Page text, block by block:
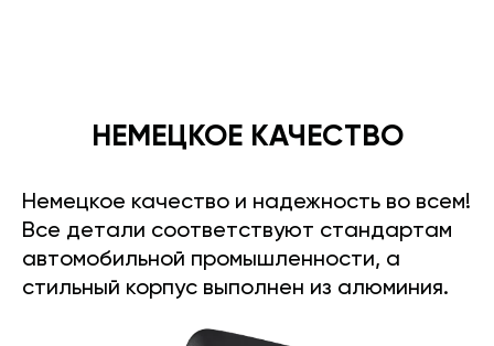
НЕМЕЦКОЕ КАЧЕСТВО
Немецкое качество и надежность во всем!
Все детали соответствуют стандартам
автомобильной промышленности, а
стильный корпус выполнен из алюминия.